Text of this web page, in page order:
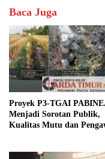
Baca Juga
Proyek P3-TGAI
Menjadi Sorotan Publik,
Kualitas Mutu dan